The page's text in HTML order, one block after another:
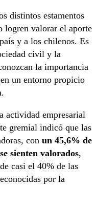
distintos estamentos
logren valorar el aporte
y a los chilenos. Es
civil y la
la importancia
un entorno propicio
actividad empresarial
gremial indicó que las
con un 45,6% de
sienten valorados,
casi el 40% de las
por la